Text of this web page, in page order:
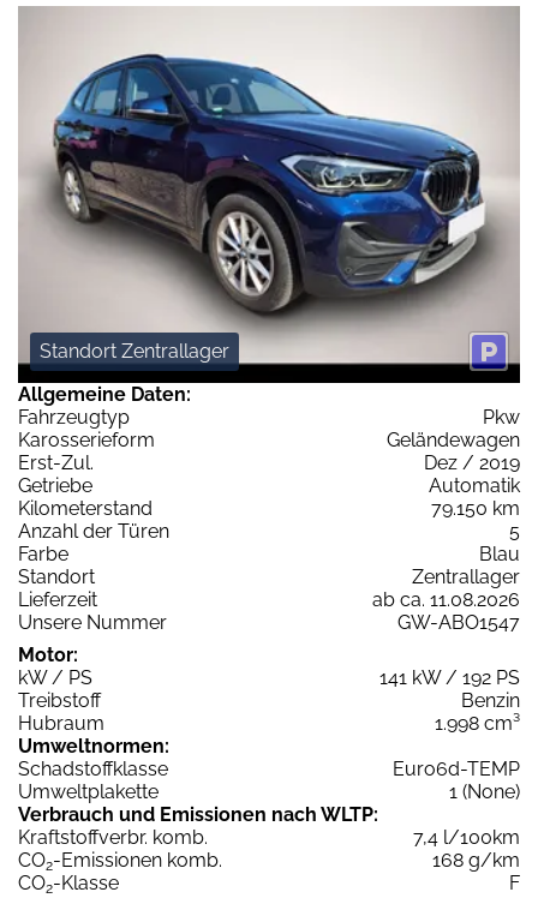
Standort Zentrallager
Allgemeine Daten:
Fahrzeugtyp
Pkw
Karosserieform
Geländewagen
Erst-Zul.
Dez / 2019
Getriebe
Automatik
Kilometerstand
79.150 km
Anzahl der Türen
5
Farbe
Blau
Standort
Zentrallager
Lieferzeit
ab ca. 11.08.2026
Unsere Nummer
GW-ABO1547
Motor:
kW / PS
141 kW / 192 PS
Treibstoff
Benzin
Hubraum
1.998 cm³
Umweltnormen:
Schadstoffklasse
Euro6d-TEMP
Umweltplakette
1 (None)
Verbrauch und Emissionen nach WLTP:
Kraftstoffverbr. komb.
7,4 l/100km
CO2-Emissionen komb.
168 g/km
CO2-Klasse
F